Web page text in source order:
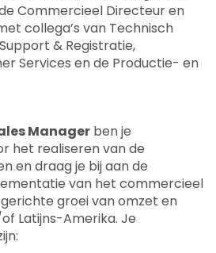
Commercieel Directeur en
collega’s van Technisch
& Registratie,
Services en de Productie- en
Manager ben je
het realiseren van de
en draag je bij aan de
van het commercieel
groei van omzet en
Latijns-Amerika. Je